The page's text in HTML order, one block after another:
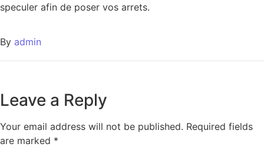
speculer afin de poser vos arrets.
By admin
Leave a Reply
Your email address will not be published. Required fields
are marked *